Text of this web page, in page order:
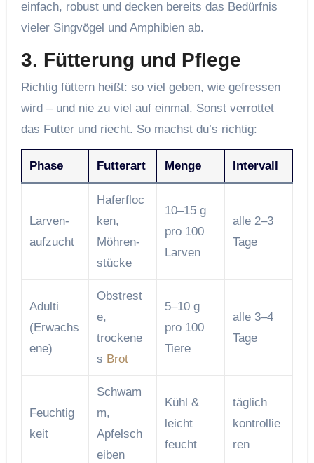
einfach, robust und decken bereits das Bedürfnis
vieler Singvögel und Amphibien ab.
3. Fütterung und Pflege
Richtig füttern heißt: so viel geben, wie gefressen
wird – und nie zu viel auf einmal. Sonst verrottet
das Futter und riecht. So machst du’s richtig:
Phase Futterart Menge Intervall
Larven­
aufzucht
Haferfloc
ken,
Möhren­
stücke
10–15 g
pro 100
Larven
alle 2–3
Tage
Adulti
(Erwachs
ene)
Obstrest
e,
trockene
s Brot
5–10 g
pro 100
Tiere
alle 3–4
Tage
Feuchtig
keit
Schwam
m,
Apfelsch
eiben
Kühl &
leicht
feucht
täglich
kontrollie
ren